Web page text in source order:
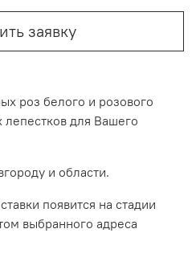
заявку
роз белого и розового
лепестков для Вашего
и области.
появится на стадии
выбранного адреса